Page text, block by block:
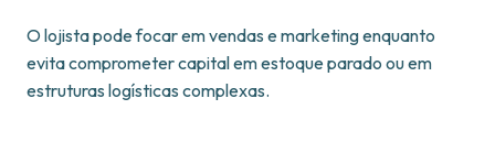
O lojista pode focar em vendas e marketing enquanto
evita comprometer capital em estoque parado ou em
estruturas logísticas complexas.